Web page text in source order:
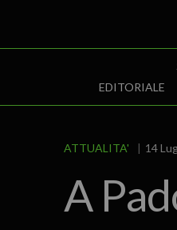
EDITORIALE
ATTUALITA' 14
A